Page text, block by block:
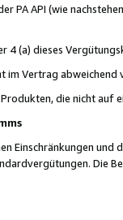
PA API (wie
4 (a) dieses
im Vertrag abweichend
die nicht auf
Einschränkungen und
Die